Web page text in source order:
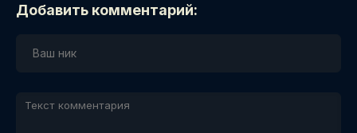
Добавить комментарий: